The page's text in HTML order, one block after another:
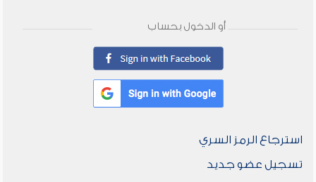
أو الدخول بحساب
استرجاع الرمز السري
تسجيل عضو جديد